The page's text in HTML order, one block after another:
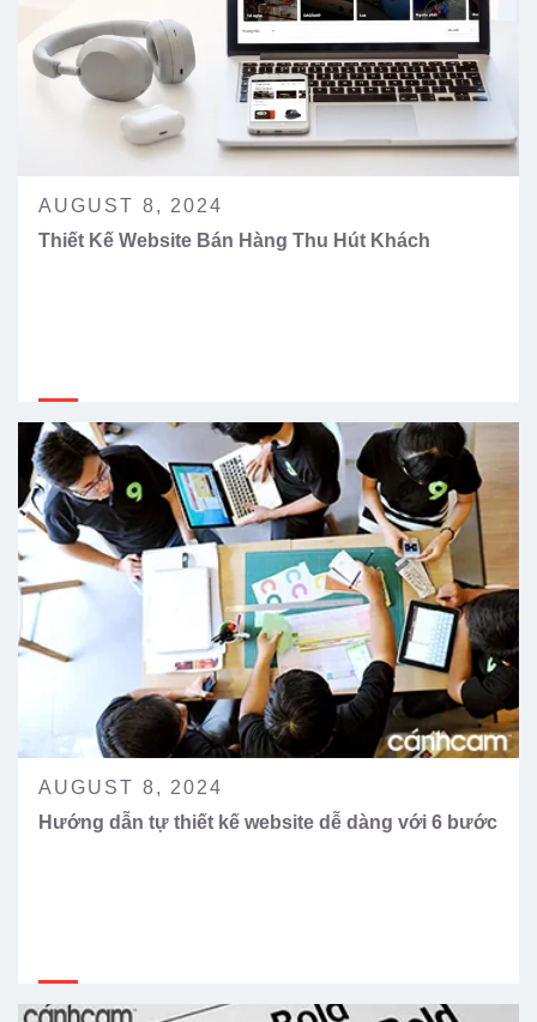
AUGUST 8, 2024
Thiết Kế Website Bán Hàng Thu Hút Khách
AUGUST 8, 2024
Hướng dẫn tự thiết kế website dễ dàng với 6 bước